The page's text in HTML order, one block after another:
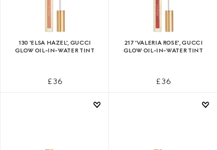
130 'ELSA HAZEL', GUCCI
GLOW OIL-IN-WATER TINT
£ 36
217 'VALERIA ROSE', GUCCI
GLOW OIL-IN-WATER TINT
£ 36